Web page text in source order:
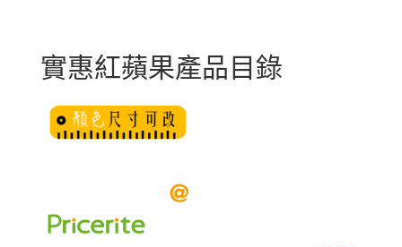
實惠紅蘋果產品目錄